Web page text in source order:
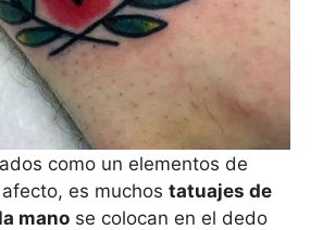
como un elementos de
es muchos tatuajes de
mano se colocan en el dedo